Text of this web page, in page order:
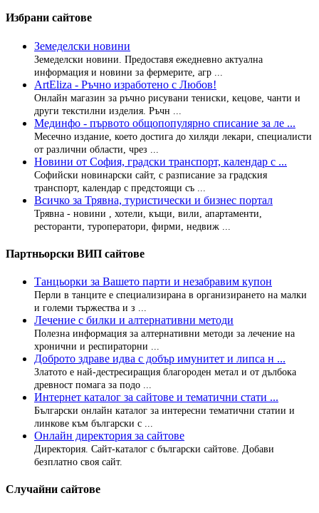
Избрани сайтове
Земеделски новини
Земеделски новини. Предоставя ежедневно актуална
информация и новини за фермерите, агр ...
ArtEliza - Ръчно изработено с Любов!
Онлайн магазин за ръчно рисувани тениски, кецове, чанти и
други текстилни изделия. Ръчн ...
Мединфо - първото общопопулярно списание за ле ...
Месечно издание, което достига до хиляди лекари, специалисти
от различни области, чрез ...
Новини от София, градски транспорт, календар с ...
Софийски новинарски сайт, с разписание за градския
транспорт, календар с предстоящи съ ...
Всичко за Трявна, туристически и бизнес портал
Трявна - новини , хотели, къщи, вили, апартаменти,
ресторанти, туроператори, фирми, недвиж ...
Партньорски ВИП сайтове
Танцьорки за Вашето парти и незабравим купон
Перли в танците е специализирана в организирането на малки
и големи тържества и з ...
Лечение с билки и алтернативни методи
Полезна информация за алтернативни методи за лечение на
хронични и респираторни ...
Доброто здраве идва с добър имунитет и липса н ...
Златото е най-дестресиращия благороден метал и от дълбока
древност помага за подо ...
Интернет каталог за сайтове и тематични стати ...
Български онлайн каталог за интересни тематични статии и
линкове към български с ...
Онлайн директория за сайтове
Директория. Сайт-каталог с български сайтове. Добави
безплатно своя сайт.
Случайни сайтове